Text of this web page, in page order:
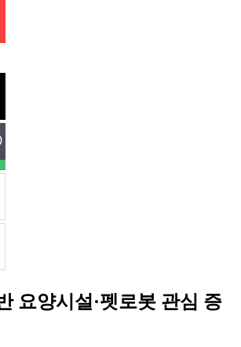
요양시설·펫로봇 관심 증